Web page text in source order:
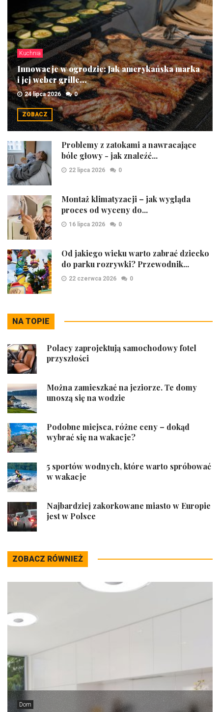
Kuchnia
Innowacje w ogrodzie: Jak amerykańska marka
i jej weber grille...
24 lipca 2026 0
ZOBACZ
Problemy z zatokami a nawracające
bóle głowy - jak znaleźć...
22 lipca 2026 0
Montaż klimatyzacji – jak wygląda
proces od wyceny do...
16 lipca 2026 0
Od jakiego wieku warto zabrać dziecko
do parku rozrywki? Przewodnik...
22 czerwca 2026 0
NA TOPIE
Polacy zaprojektują samochodowy fotel
przyszłości
Można zamieszkać na jeziorze. Te domy
unoszą się na wodzie
Podobne miejsca, różne ceny – dokąd
wybrać się na wakacje?
5 sportów wodnych, które warto spróbować
w wakacje
Najbardziej zakorkowane miasto w Europie
jest w Polsce
ZOBACZ RÓWNIEŻ
Dom